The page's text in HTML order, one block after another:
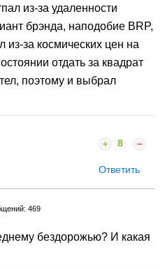
из-за удаленности
брэнда, наподобие BRP,
за космических цен на
отдать за квадрат
поэтому и выбрал
8
Ответить
469
бездорожью? И какая